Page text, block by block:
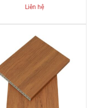
Liên hệ